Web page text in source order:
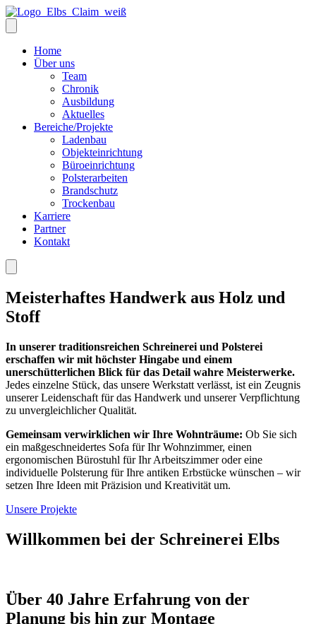
Home
Über uns
Team
Chronik
Ausbildung
Aktuelles
Bereiche/Projekte
Ladenbau
Objekteinrichtung
Büroeinrichtung
Polsterarbeiten
Brandschutz
Trockenbau
Karriere
Partner
Kontakt
Meisterhaftes Handwerk aus Holz und
Stoff
In unserer traditionsreichen Schreinerei und Polsterei
erschaffen wir mit höchster Hingabe und einem
unerschütterlichen Blick für das Detail wahre Meisterwerke.
Jedes einzelne Stück, das unsere Werkstatt verlässt, ist ein Zeugnis
unserer Leidenschaft für das Handwerk und unserer Verpflichtung
zu unvergleichlicher Qualität.
Gemeinsam verwirklichen wir Ihre Wohnträume: Ob Sie sich
ein maßgeschneidertes Sofa für Ihr Wohnzimmer, einen
ergonomischen Bürostuhl für Ihr Arbeitszimmer oder eine
individuelle Polsterung für Ihre antiken Erbstücke wünschen – wir
setzen Ihre Ideen mit Präzision und Kreativität um.
Unsere Projekte
Willkommen bei der Schreinerei Elbs
Über 40 Jahre Erfahrung von der
Planung bis hin zur Montage